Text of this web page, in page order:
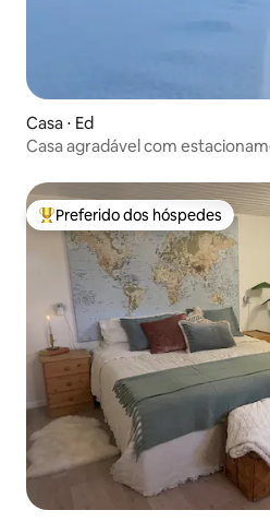
Casa ⋅ Ed
Casa agradável com
Entre os melhores preferidos dos
Preferido dos hóspedes